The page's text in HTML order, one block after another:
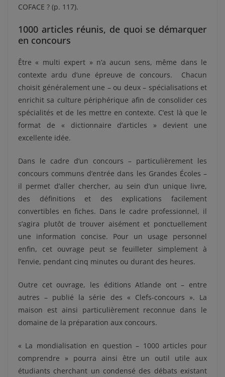
COFACE ? (p. 117).
1000 articles réunis, de quoi se démarquer
en concours
Être « multi expert » n’a aucun sens, même dans le
contexte ardu d’une épreuve de concours. Chacun
choisit généralement une – ou deux – spécialisations et
enrichit sa culture périphérique afin de consolider ces
spécialités et de les mettre en contexte. C’est là que le
format de « dictionnaire d’articles » devient une
excellente idée.
Dans le cadre d’un concours – particulièrement les
concours communs d’entrée dans les Grandes Écoles –
il permet d’aller chercher, au sein d’un unique livre,
des définitions et des explications facilement
convertibles en fiches. Dans le cadre professionnel, il
s’agira plutôt de trouver aisément et ponctuellement
une information concise. Pour un usage personnel
enfin, cet ouvrage peut se feuilleter simplement à
l’envie, pendant cinq minutes ou durant des heures.
Outre cet ouvrage, les éditions Atlande ont – entre
autres – publié la série des « Clefs-concours ». La
maison est ainsi particulièrement reconnue dans le
domaine de la préparation aux concours.
« La mondialisation en question – 1000 articles pour
comprendre » pourra ainsi être un outil utile aux
étudiants cherchant un condensé des débats existant